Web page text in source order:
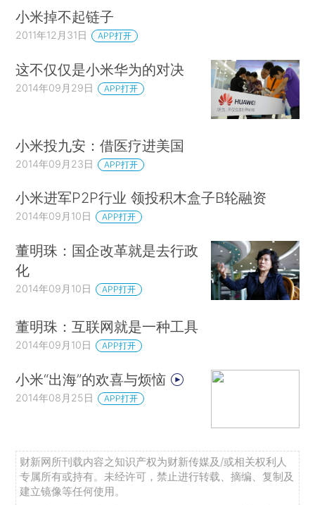
小米掉不起链子
2011年12月31日 APP打开
这不仅仅是小米华为的对决
2014年09月29日 APP打开
小米投九安：借医疗进美国
2014年09月23日 APP打开
小米进军P2P行业 领投积木盒子B轮融资
2014年09月10日 APP打开
董明珠：国企改革就是去行政
化
2014年09月10日 APP打开
董明珠：互联网就是一种工具
2014年09月10日 APP打开
小米“出海”的欢喜与烦恼
2014年08月25日 APP打开
财新网所刊载内容之知识产权为财新传媒及/或相关权利人
专属所有或持有。未经许可，禁止进行转载、摘编、复制及
建立镜像等任何使用。